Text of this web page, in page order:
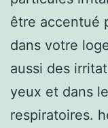
être accentué
dans votre
aussi des
yeux et dans
respiratoires.